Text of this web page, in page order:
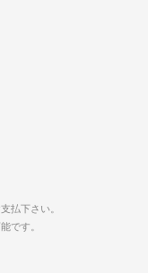
払下さい。
です。